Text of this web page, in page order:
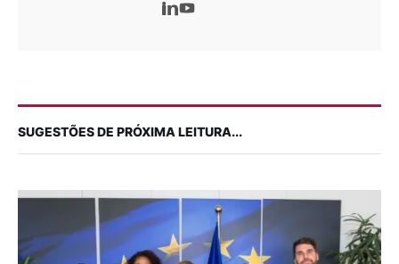
SUGESTÕES DE PRÓXIMA LEITURA...